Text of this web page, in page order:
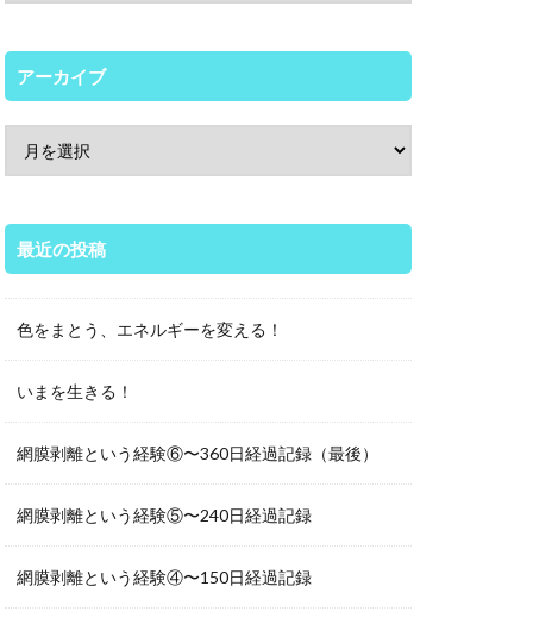
アーカイブ
最近の投稿
色をまとう、エネルギーを変える！
いまを生きる！
網膜剥離という経験⑥〜360日経過記録（最後）
網膜剥離という経験⑤〜240日経過記録
網膜剥離という経験④〜150日経過記録